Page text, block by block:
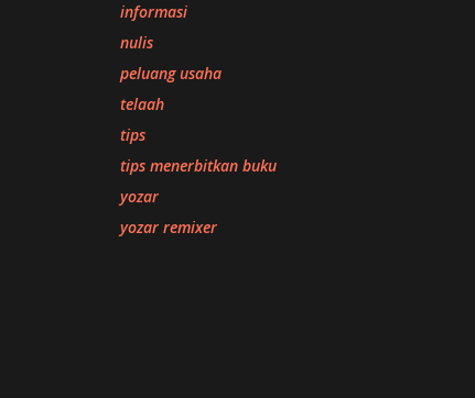
informasi
nulis
peluang usaha
telaah
tips
tips menerbitkan buku
yozar
yozar remixer